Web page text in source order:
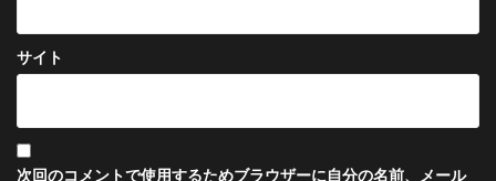
サイト
次回のコメントで使用するためブラウザーに自分の名前、メール